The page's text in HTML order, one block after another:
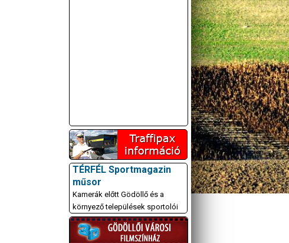
A GÖDÖLLŐI ÉS
KÖRNYÉKBELI
KULTURÁLIS- ÉS
SPORTPROGRAMOKAT
OLDALUNKON TESSZÜK
KÖZZÉ!
TÉRFÉL Sportmagazin
műsor
Kamerák előtt Gödöllő és a
környező települések sportolói